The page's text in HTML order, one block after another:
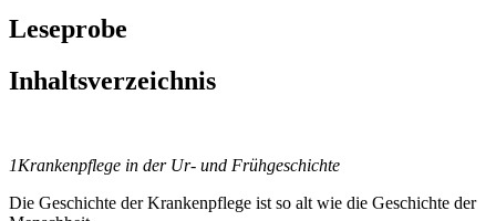
Leseprobe
Inhaltsverzeichnis
1Krankenpflege in der Ur- und Frühgeschichte
Die Geschichte der Krankenpflege ist so alt wie die Geschichte der